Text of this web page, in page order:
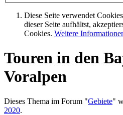
Diese Seite verwendet
dieser Seite aufhältst,
Cookies. Weitere
Touren in den
Voralpen
Dieses Thema im Forum "Gebiete"
2020.